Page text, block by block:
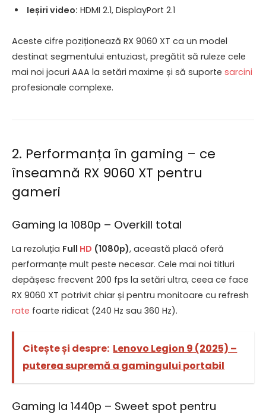
Ieșiri video: HDMI 2.1, DisplayPort 2.1
Aceste cifre poziționează RX 9060 XT ca un model
destinat segmentului entuziast, pregătit să ruleze cele
mai noi jocuri AAA la setări maxime și să suporte sarcini
profesionale complexe.
2. Performanța în gaming – ce
înseamnă RX 9060 XT pentru
gameri
Gaming la 1080p – Overkill total
La rezoluția Full HD (1080p), această placă oferă
performanțe mult peste necesar. Cele mai noi titluri
depășesc frecvent 200 fps la setări ultra, ceea ce face
RX 9060 XT potrivit chiar și pentru monitoare cu refresh
rate foarte ridicat (240 Hz sau 360 Hz).
Citește și despre: Lenovo Legion 9 (2025) –
puterea supremă a gamingului portabil
Gaming la 1440p – Sweet spot pentru